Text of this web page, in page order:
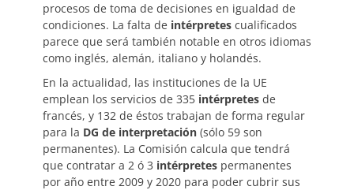
procesos de toma de decisiones en igualdad de
condiciones. La falta de intérpretes cualificados
parece que será también notable en otros idiomas
como inglés, alemán, italiano y holandés.
En la actualidad, las instituciones de la UE
emplean los servicios de 335 intérpretes de
francés, y 132 de éstos trabajan de forma regular
para la DG de interpretación (sólo 59 son
permanentes). La Comisión calcula que tendrá
que contratar a 2 ó 3 intérpretes permanentes
por año entre 2009 y 2020 para poder cubrir sus